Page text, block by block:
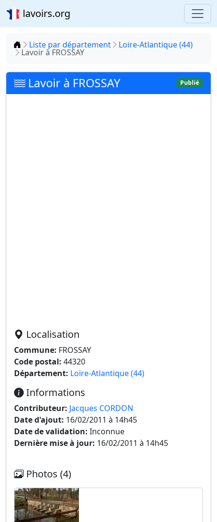
lavoirs.org
Accueil
Liste par département Loire-Atlantique (44)
Lavoir à FROSSAY
Lavoir à FROSSAY Publié
Localisation
Commune: FROSSAY
Code postal: 44320
Département: Loire-Atlantique (44)
Informations
Contributeur: Jacques CORDON
Date d'ajout: 16/02/2011 à 14h45
Date de validation: Inconnue
Dernière mise à jour: 16/02/2011 à 14h45
Photos (4)